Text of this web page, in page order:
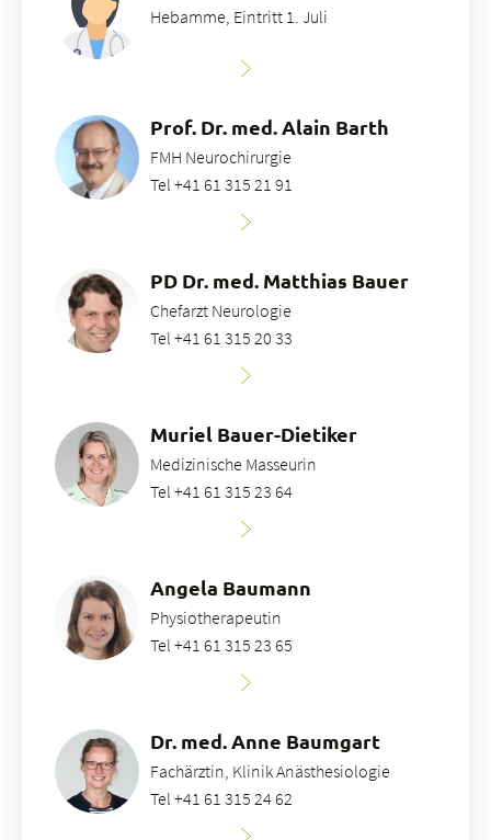
Hebamme, Eintritt 1. Juli
Prof. Dr. med. Alain Barth
FMH Neurochirurgie
Tel +41 61 315 21 91
PD Dr. med. Matthias Bauer
Chefarzt Neurologie
Tel +41 61 315 20 33
Muriel Bauer-Dietiker
Medizinische Masseurin
Tel +41 61 315 23 64
Angela Baumann
Physiotherapeutin
Tel +41 61 315 23 65
Dr. med. Anne Baumgart
Fachärztin, Klinik Anästhesiologie
Tel +41 61 315 24 62